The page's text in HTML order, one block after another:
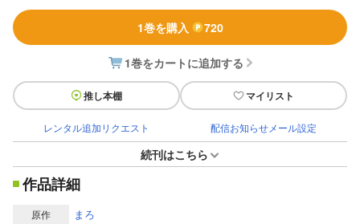
1巻を購入 720
1巻をカートに追加する
推し本棚 マイリスト
レンタル追加リクエスト 配信お知らせメール設定
続刊はこちら
作品詳細
原作 まろ